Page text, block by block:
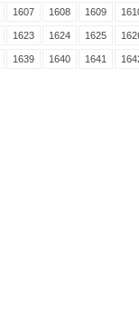
1607 1608 1609
1623 1624 1625
1639 1640 1641